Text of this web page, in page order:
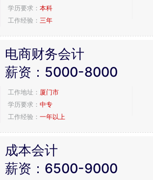
学历要求： 本科
工作经验： 三年
电商财务会计
薪资： 5000-8000
工作地址： 厦门市
学历要求： 中专
工作经验： 一年以上
成本会计
薪资： 6500-9000